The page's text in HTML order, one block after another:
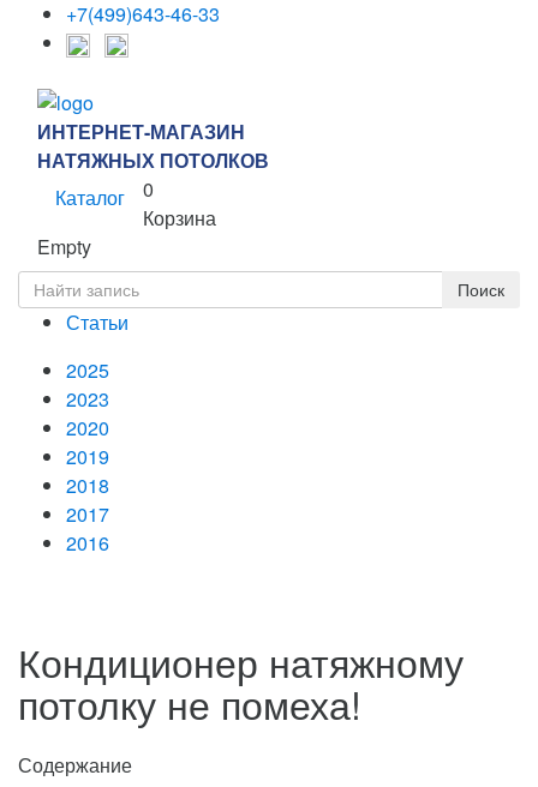
+7(499)643-46-33
ИНТЕРНЕТ-МАГАЗИН
НАТЯЖНЫХ ПОТОЛКОВ
Каталог
0
Корзина
Empty
Статьи
2025
2023
2020
2019
2018
2017
2016
Кондиционер натяжному
потолку не помеха!
Содержание